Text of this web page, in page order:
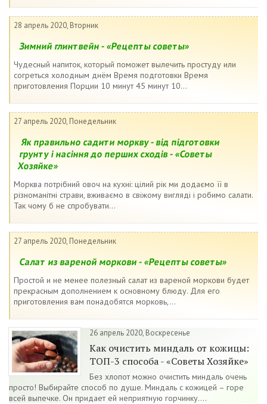
28 апрель 2020, Вторник
Зимний глинтвейн - «Рецепты советы»
Чудесный напиток, который поможет вылечить простуду или
согреться холодным днём Время подготовки Время
приготовления Порции 10 минут 45 минут 10...
27 апрель 2020, Понедельник
Як правильно садити моркву - від підготовки
грунту і насіння до перших сходів - «Советы
Хозяйке»
Морква потрібний овоч на кухні: цілий рік ми додаємо її в
різноманітні страви, вживаємо в свіжому вигляді і робимо салати.
Так чому б не спробувати...
27 апрель 2020, Понедельник
Салат из вареной моркови - «Рецепты советы»
Простой и не менее полезный салат из вареной моркови будет
прекрасным дополнением к основному блюду. Для его
приготовления вам понадобятся морковь,...
26 апрель 2020, Воскресенье
Как очистить миндаль от кожицы:
ТОП-3 способа - «Советы Хозяйке»
Без хлопот можно очистить миндаль очень
просто! Выбирайте способ по душе. Миндаль с кожицей – горе
всей выпечке. Он придает ей неприятную горчинку....